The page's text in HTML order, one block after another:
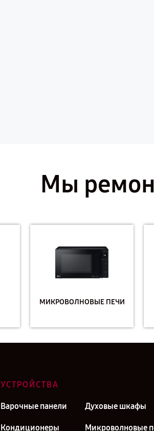
Мы
МИКРОВОЛНОВЫЕ ПЕЧИ
УСТРОЙСТВА
Варочные панели Духовые шкафы
Кондиционеры Микроволновые